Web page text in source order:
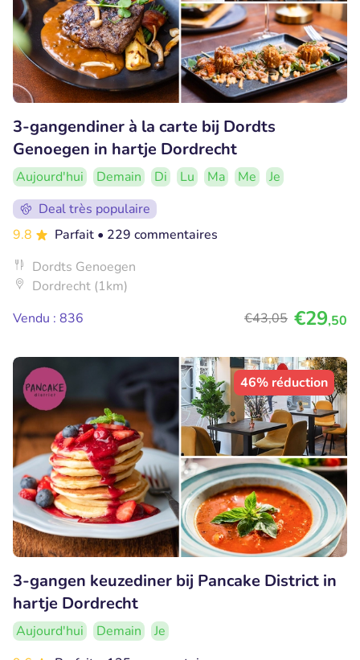
3-gangendiner à la carte bij Dordts
Genoegen in hartje Dordrecht
Aujourd'hui Demain Di Lu Ma Me
Je
Deal très populaire
9.8
Parfait • 229 commentaires
Dordts Genoegen
Dordrecht (1km)
Vendu : 836
€43,05 €29,50
46% réduction
3-gangen keuzediner bij Pancake District in
hartje Dordrecht
Aujourd'hui Demain
Je